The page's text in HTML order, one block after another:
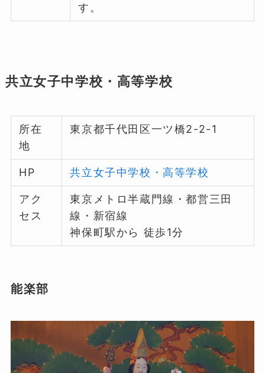
す。
共立女子中学校・高等学校
所在
地
東京都千代田区一ツ橋2-2-1
HP 共立女子中学校・高等学校
アク
セス
東京メトロ半蔵門線・都営三田
線・新宿線
神保町駅から 徒歩1分
能楽部